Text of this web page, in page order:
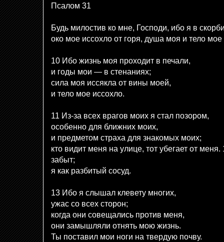
Псалом 31
Будь милостив ко мне, Господи, ибо я в
око мое иссохло от горя, душа моя и тело мое
10 Ибо жизнь моя проходит в печали,
и годы мои — в стенаниях;
сила моя иссякла от вины моей,
и тело мое иссохло.
11 Из-за всех врагов моих я стал позором,
особенно для ближних моих,
и предметом страха для знакомых моих;
кто видит меня на улице, тот убегает от
забыт;
я как разбитый сосуд.
13 Ибо я слышал клевету многих,
ужас со всех сторон;
когда они совещались против меня,
они замышляли отнять мою жизнь.
Ты поставил мои ноги на твердую почву.